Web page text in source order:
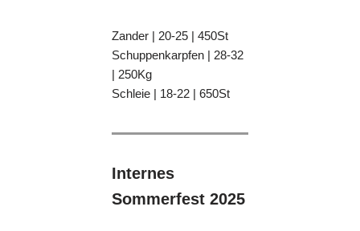
Zander | 20-25 | 450St
Schuppenkarpfen | 28-32
| 250Kg
Schleie | 18-22 | 650St
Internes
Sommerfest 2025